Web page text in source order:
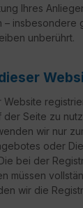
Ihres
– insbesondere
unberührt.
Seite zu
wir nur
oder
bei der
müssen
wir die